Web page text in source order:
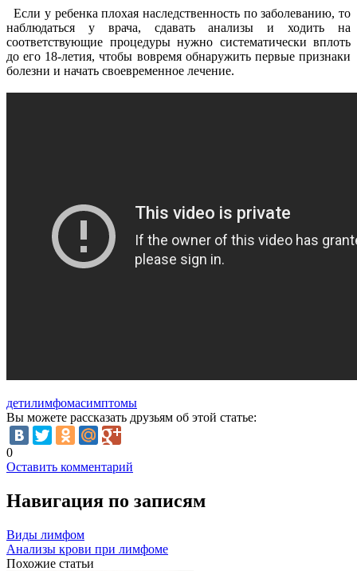
Если у ребенка плохая наследственность по заболеванию, то
наблюдаться у врача, сдавать анализы и ходить на
соответствующие процедуры нужно систематически вплоть
до его 18-летия, чтобы вовремя обнаружить первые признаки
болезни и начать своевременное лечение.
детилимфомасимптомы
Вы можете рассказать друзьям об этой статье:
0
Оставить комментарий
Навигация по записям
Виды лимфом
Анализы крови при лимфоме
Похожие статьи